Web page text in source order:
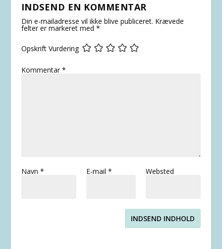
INDSEND EN KOMMENTAR
Din e-mailadresse vil ikke blive publiceret. Krævede
felter er markeret med *
Opskrift Vurdering
Kommentar*
Navn * E-mail * Websted
INDSEND INDHOLD